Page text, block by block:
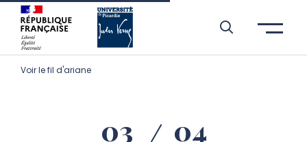
Aller à l’entête de page
Aller au menu principale
Aller au contenu principal
Aller à la recherche
Passer aux cookies
Aller au pied de page
Voir le fil d'ariane
03 04